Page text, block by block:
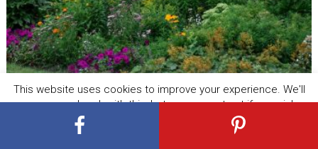
A legelbűvölőbb évelő virágok – ezek
látványos kertből sem!
This website uses cookies to improve your experience. We'll
assume you're ok with this, but you can opt-out if you wish.